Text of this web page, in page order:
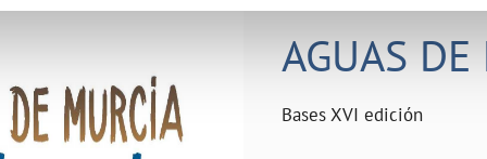
VER TODAS LAS GESTIONES
comunitarios
AGUAS
Bases XVI edición